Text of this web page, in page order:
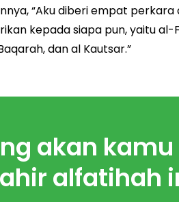
“Aku diberi empat
kepada siapa pun, yaitu al-
dan al Kautsar.”
akan kamu
alfatihah